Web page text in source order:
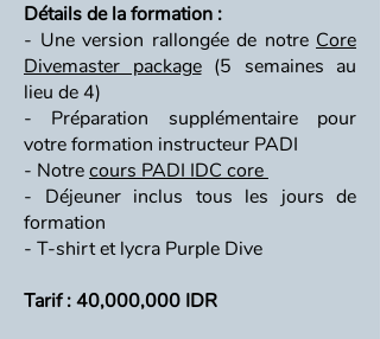
Détails de la formation :
- Une version rallongée de notre Core
Divemaster package(5 semaines au
lieu de 4)
- Préparation supplémentaire pour
votre formation instructeur PADI
- Notrecours PADI IDC core
- Déjeuner inclus tous les jours de
formation
- T-shirt et lycra Purple Dive
Tarif : 40,000,000 IDR